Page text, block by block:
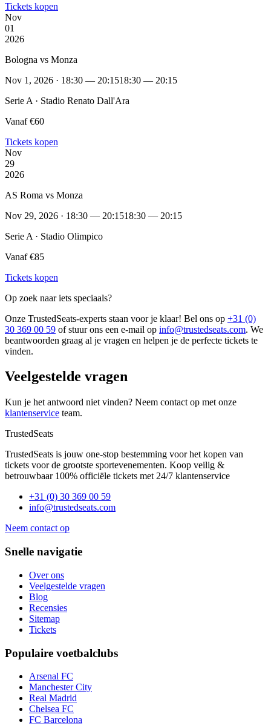
Tickets kopen
Nov
01
2026
Bologna vs Monza
Nov 1, 2026 · 18:30 — 20:1518:30 — 20:15
Serie A · Stadio Renato Dall'Ara
Vanaf €60
Tickets kopen
Nov
29
2026
AS Roma vs Monza
Nov 29, 2026 · 18:30 — 20:1518:30 — 20:15
Serie A · Stadio Olimpico
Vanaf €85
Tickets kopen
Op zoek naar iets speciaals?
Onze TrustedSeats-experts staan voor je klaar! Bel ons op +31 (0)
30 369 00 59 of stuur ons een e-mail op info@trustedseats.com. We
beantwoorden graag al je vragen en helpen je de perfecte tickets te
vinden.
Veelgestelde vragen
Kun je het antwoord niet vinden? Neem contact op met onze
klantenservice team.
TrustedSeats
TrustedSeats is jouw one-stop bestemming voor het kopen van
tickets voor de grootste sportevenementen. Koop veilig &
betrouwbaar 100% officiële tickets met 24/7 klantenservice
+31 (0) 30 369 00 59
info@trustedseats.com
Neem contact op
Snelle navigatie
Over ons
Veelgestelde vragen
Blog
Recensies
Sitemap
Tickets
Populaire voetbalclubs
Arsenal FC
Manchester City
Real Madrid
Chelsea FC
FC Barcelona